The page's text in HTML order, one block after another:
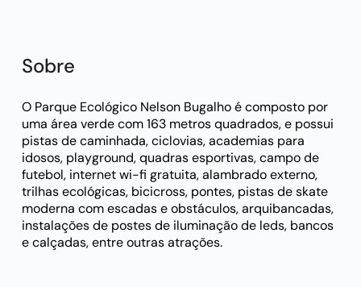
Sobre
O Parque Ecológico Nelson Bugalho é composto por
uma área verde com 163 metros quadrados, e possui
pistas de caminhada, ciclovias, academias para
idosos, playground, quadras esportivas, campo de
futebol, internet wi-fi gratuita, alambrado externo,
trilhas ecológicas, bicicross, pontes, pistas de skate
moderna com escadas e obstáculos, arquibancadas,
instalações de postes de iluminação de leds, bancos
e calçadas, entre outras atrações.